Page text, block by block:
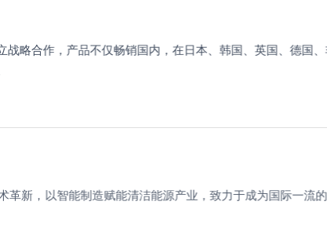
战略合作，产品不仅畅销国内，在日本、韩国、英国、德国
新，以智能制造赋能清洁能源产业，致力于成为国际一流